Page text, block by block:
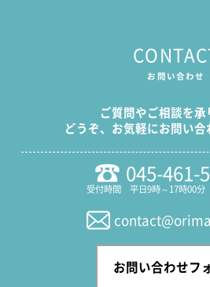
お問い合わせ
ご質問やご相談を承
どうぞ、お気軽にお問い合
045-461-
受付時間 平日9時～17時00分
お問い合わせフ